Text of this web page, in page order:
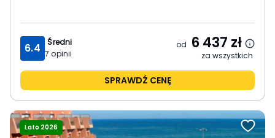
6.4
Średni
7 opinii
od 6 437 zł
za wszystkich
SPRAWDŹ CENĘ
Lato 2026